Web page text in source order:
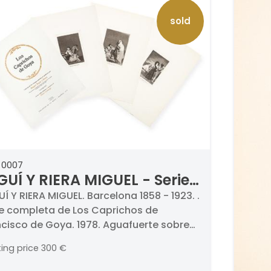
sold
Y RIERA MIGUEL - Serie
de Los Caprichos
de Goya
Y RIERA MIGUEL. Barcelona 1858 - 1923. .
completa de Los Caprichos de
de Goya. 1978. Aguafuerte sobre
Medidas 198 x 150 mm cada uno.
price 300 €